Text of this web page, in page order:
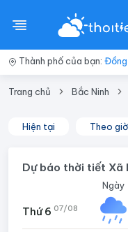
Thành phố của bạn:
Trang chủ Bắc Ninh
Hiện tại Theo giờ
Dự báo thời tiết Xã
Ngày
Thứ 6 07/08